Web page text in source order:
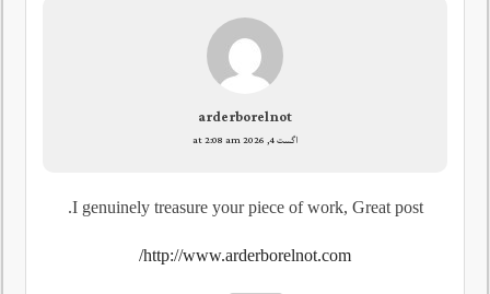
arderborelnot
اگست 4, 2026 at 2:08 am
I genuinely treasure your piece of work, Great post.
http://www.arderborelnot.com/